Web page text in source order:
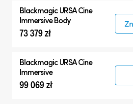
Blackmagic URSA
Akcesoria
BlackmagicURSA Cine
Immersive Body
73 379 zł
BlackmagicURSA Cine
Immersive
99 069 zł